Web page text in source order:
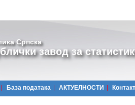
Српска
завод за
Базa података АКТУЕЛНОСТИ Контакт